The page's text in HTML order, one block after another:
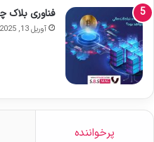
فناوری بلاک
آوریل 13, 2025
پرخواننده